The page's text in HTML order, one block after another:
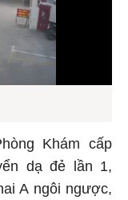
Khám cấp
dạ đẻ lần 1,
A ngôi ngược,